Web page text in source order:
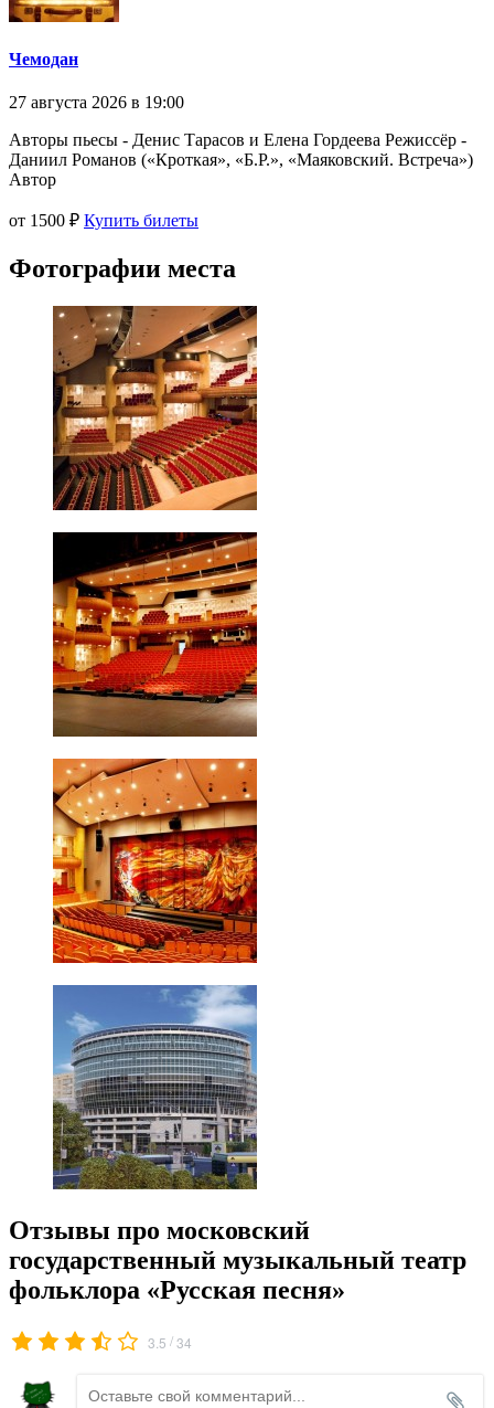
Чемодан
27 августа 2026 в 19:00
Авторы пьесы - Денис Тарасов и Елена Гордеева Режиссёр -
Даниил Романов («Кроткая», «Б.Р.», «Маяковский. Встреча»)
Автор
от 1500 ₽ Купить билеты
Фотографии места
Отзывы про московский
государственный музыкальный театр
фольклора «Русская песня»
3.5 /34